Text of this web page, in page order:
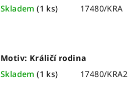
Skladem(1 ks) 17480/KRA
Motiv: Králičí rodina
Skladem(1 ks) 17480/KRA2